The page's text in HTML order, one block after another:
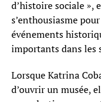
d’histoire sociale »,
s’enthousiasme
événements
importants dans les
Lorsque Katrina
d’ouvrir un musée,